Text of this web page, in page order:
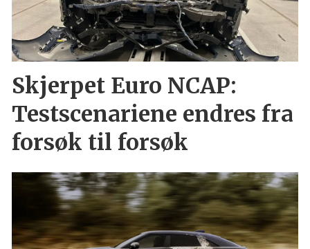
Skjerpet Euro NCAP:
Testscenariene endres fra
forsøk til forsøk